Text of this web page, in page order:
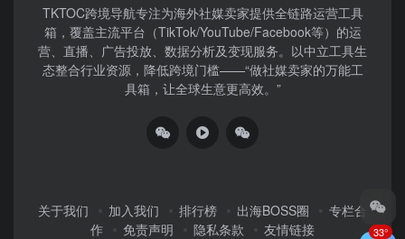
TKTOC跨境导航​专注为海外社媒卖家提供全链路运营工具
箱，覆盖主流平台（TikTok/YouTube/Facebook等）​的运
营、直播、广告投放、数据分析及变现服务。以中立工具生
态整合行业资源，降低跨境门槛——“做社媒卖家的万能工
具箱，让全球生意更高效。”
关于我们 加入我们 排行榜 出海BOSS圈
专栏合
作
免责声明 隐私条款 友情链接 33°